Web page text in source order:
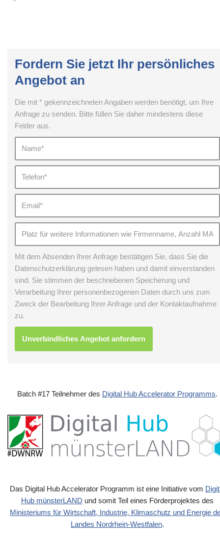
Fordern Sie jetzt Ihr persönliches
Angebot an
Die mit * gekennzeichneten Angaben werden benötigt, um Ihre
Anfrage zu senden. Bitte füllen Sie daher mindestens diese
Felder aus.
Mit dem Absenden Ihrer Anfrage bestätigen Sie, dass Sie die
Datenschutzerklärung gelesen haben und damit einverstanden
sind. Sie stimmen der beschriebenen Speicherung und
Verarbeitung Ihrer personenbezogenen Daten durch uns zum
Zweck der Bearbeitung Ihrer Anfrage und der Kontaktaufnahme
zu.
Batch #17 Teilnehmer des Digital Hub Accelerator Programms.
Das Digital Hub Accelerator Programm ist eine Initiative vom
Hub münsterLAND und somit Teil eines Förderprojektes des
Ministeriums für Wirtschaft, Industrie, Klimaschutz und Energie
Landes Nordrhein-Westfalen.